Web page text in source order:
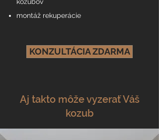
montáž rekuperácie
KONZULTÁCIA ZDARMA
Aj takto môže vyzerať Váš
kozub